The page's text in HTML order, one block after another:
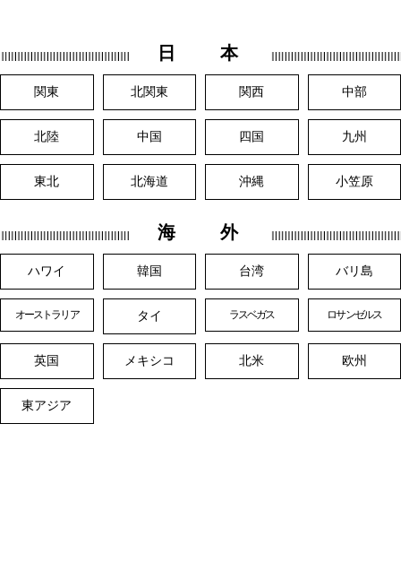
日 本
関東 北関東 関西 中部
北陸 中国 四国 九州
東北 北海道 沖縄 小笠原
海 外
ハワイ 韓国 台湾 バリ島
オーストラリア タイ ラスベガス ロサンゼルス
英国 メキシコ 北米 欧州
東アジア